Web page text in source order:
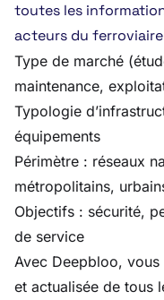
toutes les
acteurs du
Type de marché
maintenance,
Typologie
équipements
Périmètre : réseaux
métropolitains,
Objectifs : sécurité,
de service
Avec Deepbloo,
et actualisée de tous